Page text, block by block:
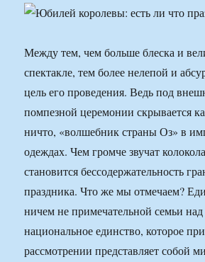
Между тем, чем больше блеска и
спектакле, тем более нелепой и
цель его проведения. Ведь под
помпезной церемонии скрывается
ничто, «волшебник страны Оз» в
одеждах. Чем громче звучат
становится бессодержательность
праздника. Что же мы отмечаем?
ничем не примечательной семьи
национальное единство, которое
рассмотрении представляет собой